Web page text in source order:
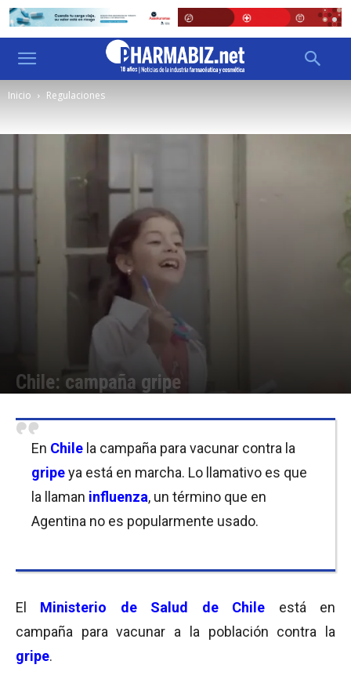
Inicio Regulaciones
Chile: campaña gripe
En Chile la campaña para vacunar contra la
gripeya está en marcha. Lo llamativo es que
la llaman influenza, un término que en
Agentina no es popularmente usado.
El Ministerio de Salud de Chile está en
campaña para vacunar a la población contra la
gripe.